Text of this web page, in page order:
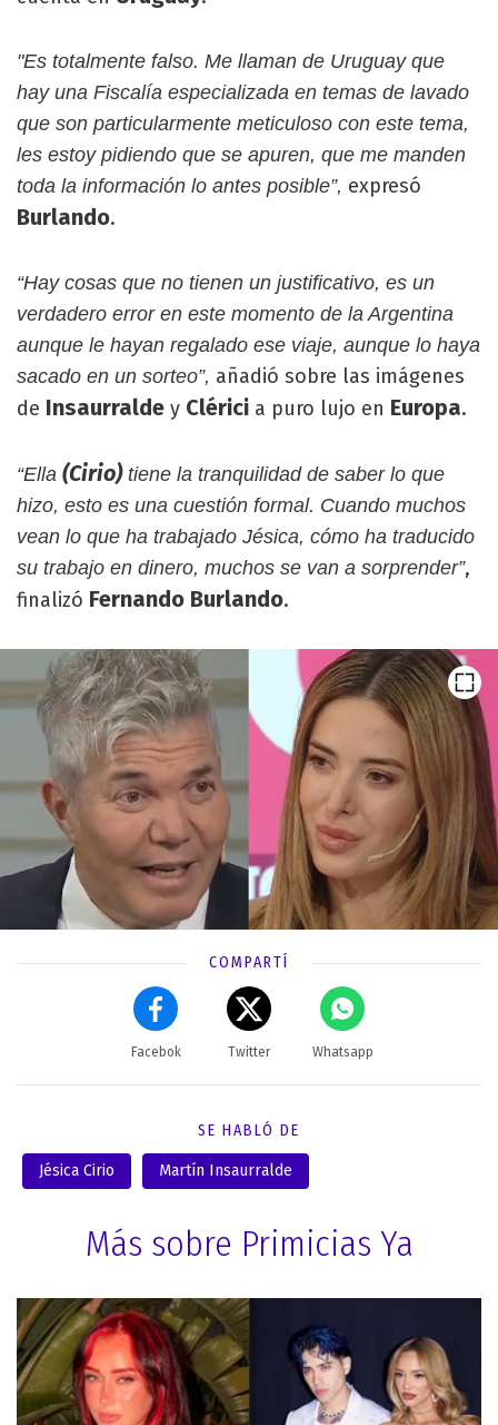
"Es totalmente falso. Me llaman de Uruguay que
hay una Fiscalía especializada en temas de lavado
que son particularmente meticuloso con este tema,
les estoy pidiendo que se apuren, que me manden
toda la información lo antes posible”, expresó
Burlando.
“Hay cosas que no tienen un justificativo, es un
verdadero error en este momento de la Argentina
aunque le hayan regalado ese viaje, aunque lo haya
sacado en un sorteo”, añadió sobre las imágenes
de Insaurralde y Clérici a puro lujo en Europa.
“Ella (Cirio)tiene la tranquilidad de saber lo que
hizo, esto es una cuestión formal. Cuando muchos
vean lo que ha trabajado Jésica, cómo ha traducido
su trabajo en dinero, muchos se van a sorprender”,
finalizó Fernando Burlando.
COMPARTÍ
Facebok Twitter Whatsapp
SE HABLÓ DE
Jésica Cirio Martín Insaurralde
Más sobre Primicias Ya